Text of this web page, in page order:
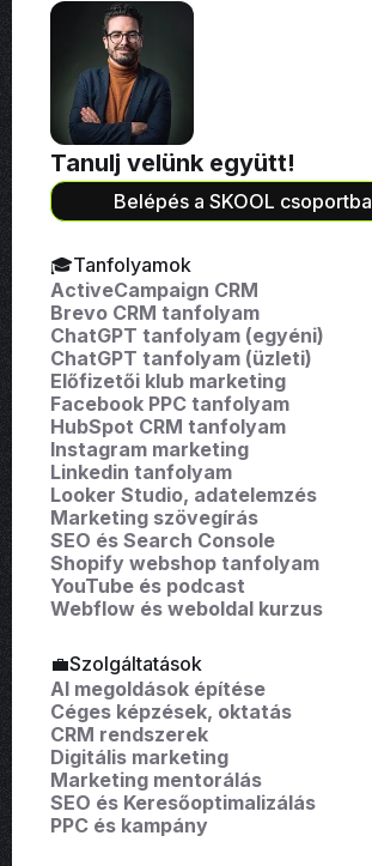
Tanulj velünk együtt!
Belépés a SKOOL csoportba
🎓Tanfolyamok
ActiveCampaign CRM
Brevo CRM tanfolyam
ChatGPT tanfolyam (egyéni)
ChatGPT tanfolyam (üzleti)
Előfizetői klub marketing
Facebook PPC tanfolyam
HubSpot CRM tanfolyam
Instagram marketing
Linkedin tanfolyam
Looker Studio, adatelemzés
Marketing szövegírás
SEO és Search Console
Shopify webshop tanfolyam
YouTube és podcast
Webflow és weboldal kurzus
💼Szolgáltatások
AI megoldások építése
Céges képzések, oktatás
CRM rendszerek
Digitális marketing
Marketing mentorálás
SEO és Keresőoptimalizálás
PPC és kampány